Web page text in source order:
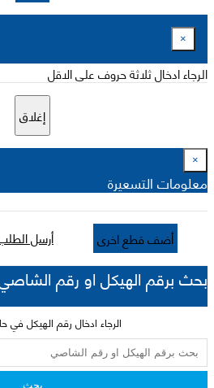
×
الرجاء ادخال ثلاثة حروف على الاقل
إغلاق
×
معلومات التسعيرة
أضف قطع اخرى أرسل
بحث برقم الهيكل او رقم
الرجاء ادخال رقم الهيكل في
بحث